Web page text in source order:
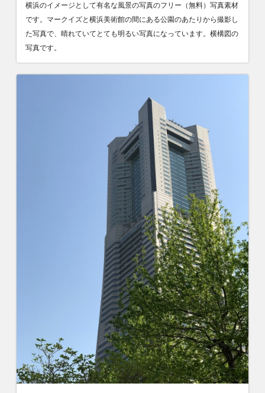
横浜のイメージとして有名な風景の写真のフリー（無料）写真素材
です。マークイズと横浜美術館の間にある公園のあたりから撮影し
た写真で、晴れていてとても明るい写真になっています。横構図の
写真です。